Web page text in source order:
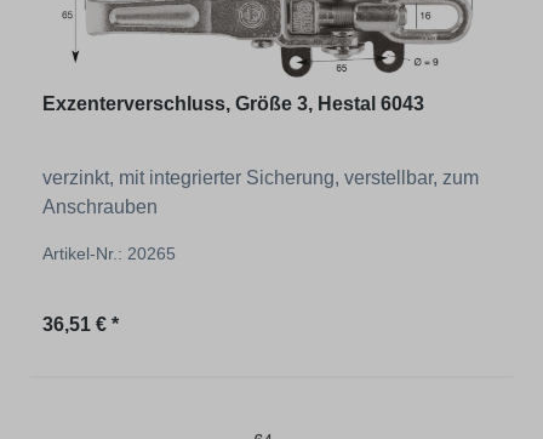
Exzenterverschluss, Größe 3, Hestal 6043
verzinkt, mit integrierter Sicherung, verstellbar, zum
Anschrauben
Artikel-Nr.: 20265
Regulärer Preis:
36,51 € *